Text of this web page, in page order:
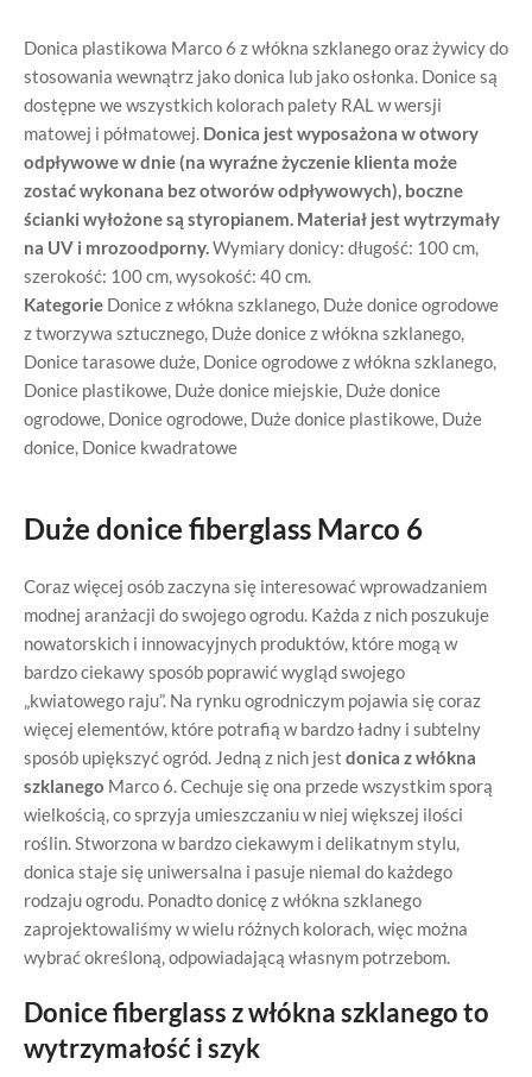
Donica plastikowa Marco 6 z włókna szklanego oraz żywicy do
stosowania wewnątrz jako donica lub jako osłonka. Donice są
dostępne we wszystkich kolorach palety RAL w wersji
matowej i półmatowej. Donica jest wyposażona w otwory
odpływowe w dnie (na wyraźne życzenie klienta może
zostać wykonana bez otworów odpływowych), boczne
ścianki wyłożone są styropianem. Materiał jest wytrzymały
na UV i mrozoodporny.Wymiary donicy: długość: 100 cm,
szerokość: 100 cm, wysokość: 40 cm.
Kategorie Donice z włókna szklanego, Duże donice ogrodowe
z tworzywa sztucznego, Duże donice z włókna szklanego,
Donice tarasowe duże, Donice ogrodowe z włókna szklanego,
Donice plastikowe, Duże donice miejskie, Duże donice
ogrodowe, Donice ogrodowe, Duże donice plastikowe, Duże
donice, Donice kwadratowe
Duże donice fiberglass Marco 6
Coraz więcej osób zaczyna się interesować wprowadzaniem
modnej aranżacji do swojego ogrodu. Każda z nich poszukuje
nowatorskich i innowacyjnych produktów, które mogą w
bardzo ciekawy sposób poprawić wygląd swojego
„kwiatowego raju”. Na rynku ogrodniczym pojawia się coraz
więcej elementów, które potrafią w bardzo ładny i subtelny
sposób upiększyć ogród. Jedną z nich jest donica z włókna
szklanego Marco 6. Cechuje się ona przede wszystkim sporą
wielkością, co sprzyja umieszczaniu w niej większej ilości
roślin. Stworzona w bardzo ciekawym i delikatnym stylu,
donica staje się uniwersalna i pasuje niemal do każdego
rodzaju ogrodu. Ponadto donicę z włókna szklanego
zaprojektowaliśmy w wielu różnych kolorach, więc można
wybrać określoną, odpowiadającą własnym potrzebom.
Donice fiberglass z włókna szklanego to
wytrzymałość i szyk